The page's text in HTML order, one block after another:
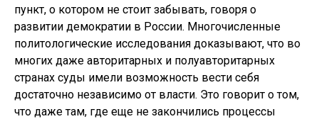
пункт, о котором не стоит забывать, говоря о
развитии демократии в России. Многочисленные
политологические исследования доказывают, что во
многих даже авторитарных и полуавторитарных
странах суды имели возможность вести себя
достаточно независимо от власти. Это говорит о том,
что даже там, где еще не закончились процессы